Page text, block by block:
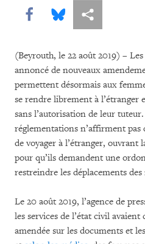
Share this via Facebook
Share this via Bluesky
Share this via
(Beyrouth, le 22 août 2019) –
annoncé de nouveaux
permettent désormais aux
se rendre librement à l’étranger
sans l’autorisation de leur
réglementations n’affirment
de voyager à l’étranger, ouvrant
pour qu’ils demandent une
restreindre les déplacements
Le 20 août 2019, l’agence de
les services de l’état civil
amendée sur les documents et